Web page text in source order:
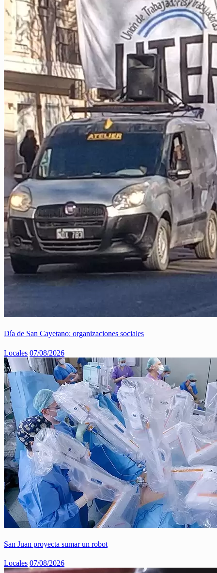
Día de San Cayetano: organizaciones sociales
Locales 07/08/2026
San Juan proyecta sumar un robot
Locales 07/08/2026